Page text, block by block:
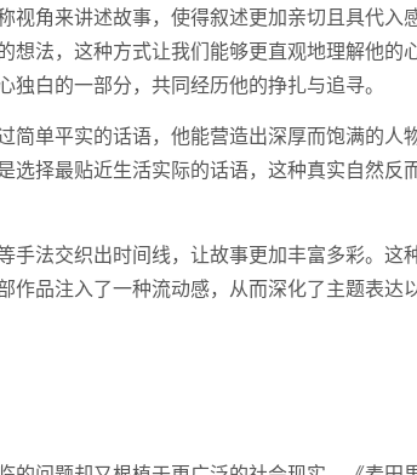
角来讲述故事，使得叙述更加亲切且具代入感
想法，这种方式让我们能够更直观地理解他的
白的一部分，共同经历他的挣扎与追寻。
简单平实的话语，他能营造出深厚而饱满的人
选择最贴近生活实际的话语，这种真实自然反
手法交织出时间线，让故事更加丰富多彩。这
作品注入了一种流动感，从而深化了主题表达